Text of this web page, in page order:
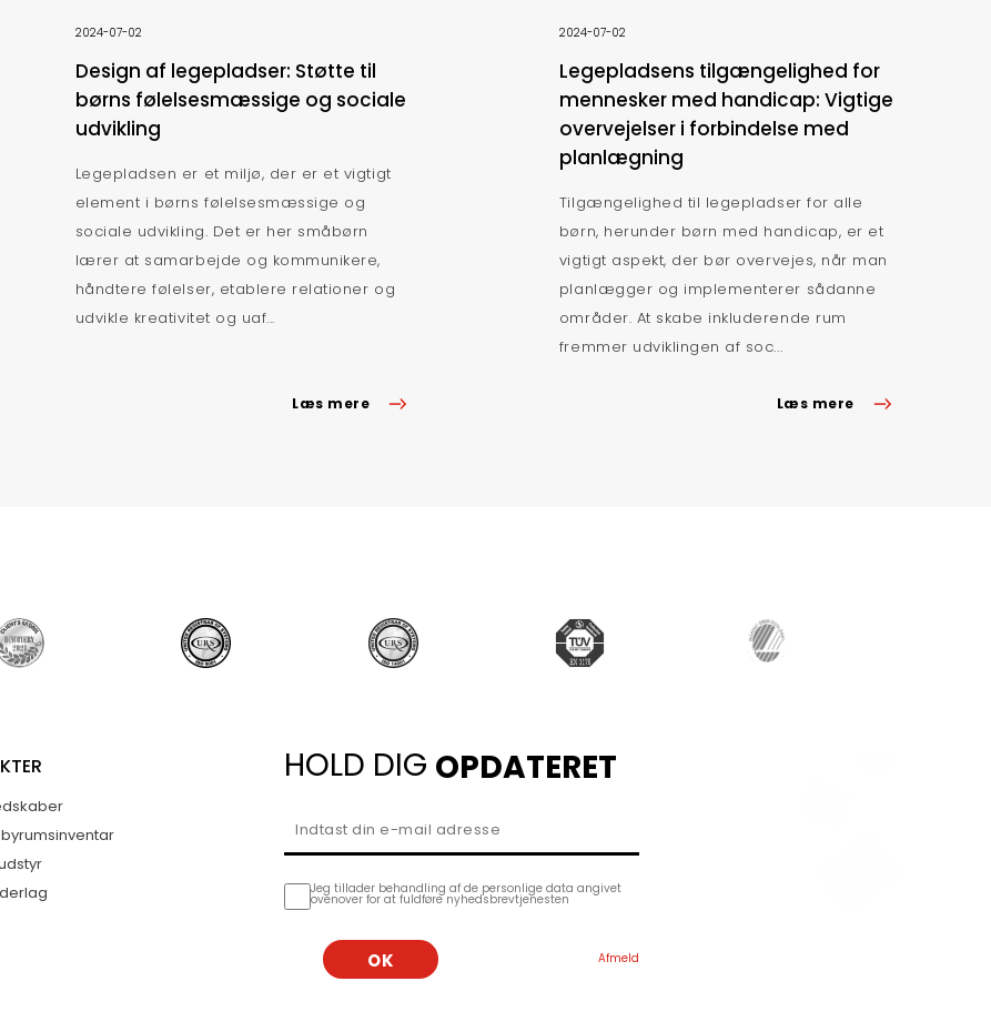
2024-07-02
Design af legepladser: Støtte til
børns følelsesmæssige og sociale
udvikling
Legepladsen er et miljø, der er et vigtigt
element i børns følelsesmæssige og
sociale udvikling. Det er her småbørn
lærer at samarbejde og kommunikere,
håndtere følelser, etablere relationer og
udvikle kreativitet og uaf...
Læs mere
2024-07-02
Legepladsens tilgængelighed for
mennesker med handicap: Vigtige
overvejelser i forbindelse med
planlægning
Tilgængelighed til legepladser for alle
børn, herunder børn med handicap, er et
vigtigt aspekt, der bør overvejes, når man
planlægger og implementerer sådanne
områder. At skabe inkluderende rum
fremmer udviklingen af soc...
Læs mere
HOLD DIG OPDATERET
Jeg tillader behandling af de personlige data angivet
ovenover for at fuldføre nyhedsbrevtjenesten